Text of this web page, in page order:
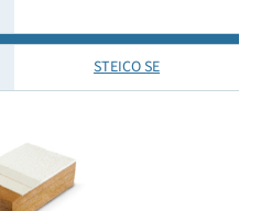
STEICO SE